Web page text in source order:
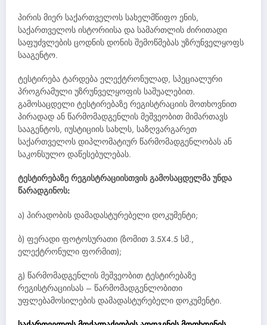
პირის მიერ საქართველოს სახელმწიფო ენის,
საქართველოს ისტორიისა და სამართლის ძირითადი
საფუძვლების ცოდნის დონის შემოწმებას უზრუნველყოფს
სააგენტო.
ტესტირება ტარდება ელექტრონულად, სპეციალური
პროგრამული უზრუნველყოფის საშუალებით.
გამოსაცდელი ტესტირებაზე რეგისტრაციის მოთხოვნით
პირადად ან წარმომადგენლის მეშვეობით მიმართავს
სააგენტოს, იუსტიციის სახლს, საზღვარგარეთ
საქართველოს დიპლომატიურ წარმომადგენლობას ან
საკონსულო დაწესებულებას.
ტესტირებაზე რეგისტრაციისთვის გამოსაცდელმა უნდა
წარადგინოს:
ა) პირადობის დამადასტურებელი დოკუმენტი;
ბ) ფერადი ფოტოსურათი (ზომით 3.5X4.5 სმ.,
ელექტრონული ფორმით);
გ) წარმომადგენლის მეშვეობით ტესტირებაზე
რეგისტრაციისას – წარმომადგენლობითი
უფლებამოსილების დამადასტურებელი დოკუმენტი.